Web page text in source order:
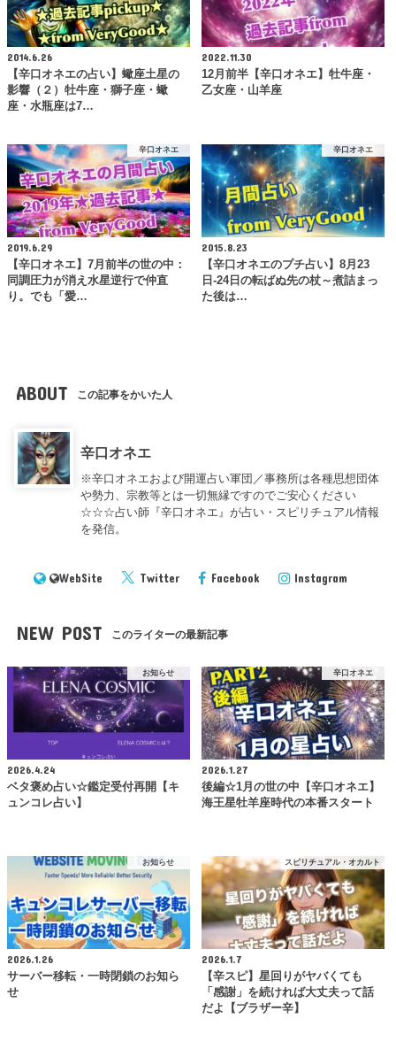
2014.6.26
【辛口オネエの占い】蠍座土星の
影響（２）牡牛座・獅子座・蠍
座・水瓶座は7…
2022.11.30
12月前半【辛口オネエ】牡牛座・
乙女座・山羊座
辛口オネエ
2019.6.29
【辛口オネエ】7月前半の世の中：
同調圧力が消え水星逆行で仲直
り。でも「愛…
辛口オネエ
2015.8.23
【辛口オネエのプチ占い】8月23
日-24日の転ばぬ先の杖～煮詰まっ
た後は…
ABOUT この記事をかいた人
辛口オネエ
※辛口オネエおよび開運占い軍団／事務所は各種思想団体
や勢力、宗教等とは一切無縁ですのでご安心ください
☆☆☆占い師『辛口オネエ』が占い・スピリチュアル情報
を発信。
WebSite Twitter Facebook Instagram
NEW POST このライターの最新記事
お知らせ
2026.4.24
ベタ褒め占い☆鑑定受付再開【キ
ュンコレ占い】
辛口オネエ
2026.1.27
後編☆1月の世の中【辛口オネエ】
海王星牡羊座時代の本番スタート
お知らせ
2026.1.26
サーバー移転・一時閉鎖のお知ら
せ
スピリチュアル・オカルト
2026.1.7
【辛スピ】星回りがヤバくても
「感謝」を続ければ大丈夫って話
だよ【ブラザー辛】